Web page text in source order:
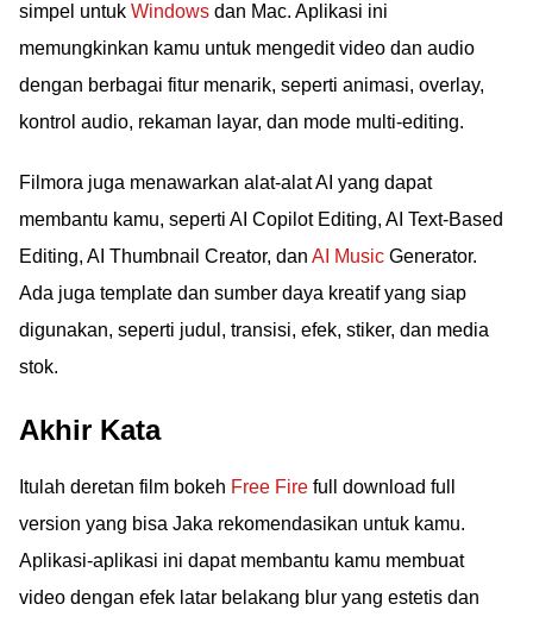
simpel untuk Windows dan Mac. Aplikasi ini
memungkinkan kamu untuk mengedit video dan audio
dengan berbagai fitur menarik, seperti animasi, overlay,
kontrol audio, rekaman layar, dan mode multi-editing.
Filmora juga menawarkan alat-alat AI yang dapat
membantu kamu, seperti AI Copilot Editing, AI Text-Based
Editing, AI Thumbnail Creator, dan AI Music Generator.
Ada juga template dan sumber daya kreatif yang siap
digunakan, seperti judul, transisi, efek, stiker, dan media
stok.
Akhir Kata
Itulah deretan film bokeh Free Fire full download full
version yang bisa Jaka rekomendasikan untuk kamu.
Aplikasi-aplikasi ini dapat membantu kamu membuat
video dengan efek latar belakang blur yang estetis dan